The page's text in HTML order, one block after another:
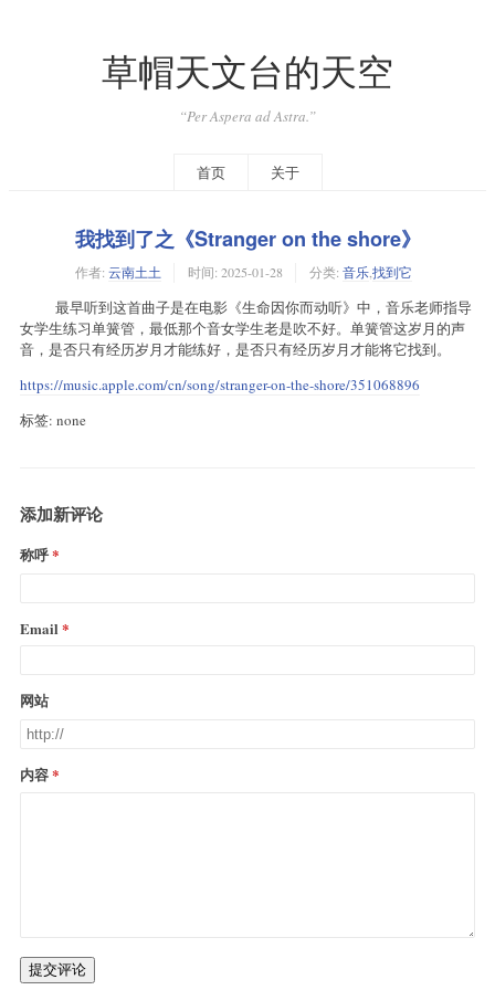
草帽天文台的天空
“Per Aspera ad Astra.”
首页 关于
我找到了之《Stranger on the shore》
作者: 云南土土 时间: 2025-01-28 分类: 音乐,找到它
最早听到这首曲子是在电影《生命因你而动听》中，音乐老师指导
女学生练习单簧管，最低那个音女学生老是吹不好。单簧管这岁月的声
音，是否只有经历岁月才能练好，是否只有经历岁月才能将它找到。
https://music.apple.com/cn/song/stranger-on-the-shore/351068896
标签: none
添加新评论
称呼
Email
网站
内容
提交评论